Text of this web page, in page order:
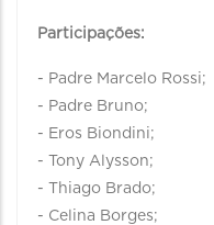
Participações:
- Padre Marcelo Rossi;
- Padre Bruno;
- Eros Biondini;
- Tony Alysson;
- Thiago Brado;
- Celina Borges;